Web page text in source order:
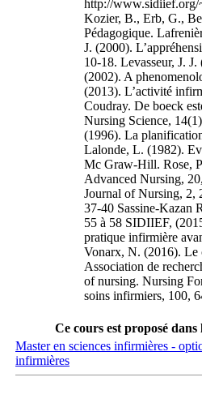
Ce cours est proposé dans
Master en sciences infirmières -
infirmières